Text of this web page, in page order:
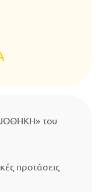
του
προτάσεις